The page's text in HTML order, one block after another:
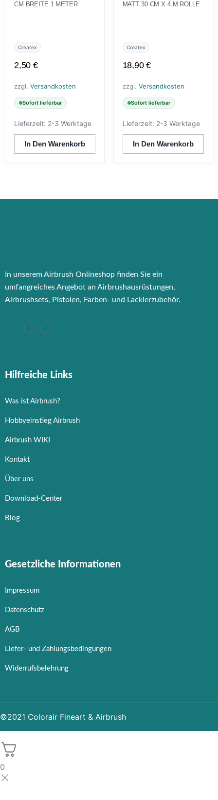
CM BREITE 1 METER
Createx
2,50€
zzgl. Versandkosten
Sofort lieferbar
Lieferzeit: 2-3 Werktage
In Den Warenkorb
MATT 30 CM X 4 M ROLLE
Createx
18,90€
zzgl. Versandkosten
Sofort lieferbar
Lieferzeit: 2-3 Werktage
In Den Warenkorb
In unserem Airbrush Onlineshop finden Sie ein
umfangreiches Angebot an Airbrushausrüstungen,
Airbrushsets, Pistolen, Farben- und Lackierzubehör.
Hilfreiche Links
Was ist Airbrush?
Hobbyeinstieg Airbrush
Airbrush WIKI
Kontakt
Über uns
Download-Center
Blog
Gesetzliche Informationen
Impressum
Datenschutz
AGB
Liefer- und Zahlungsbedingungen
Widerrufsbelehrung
©2021 Colorair Fineart & Airbrush
0